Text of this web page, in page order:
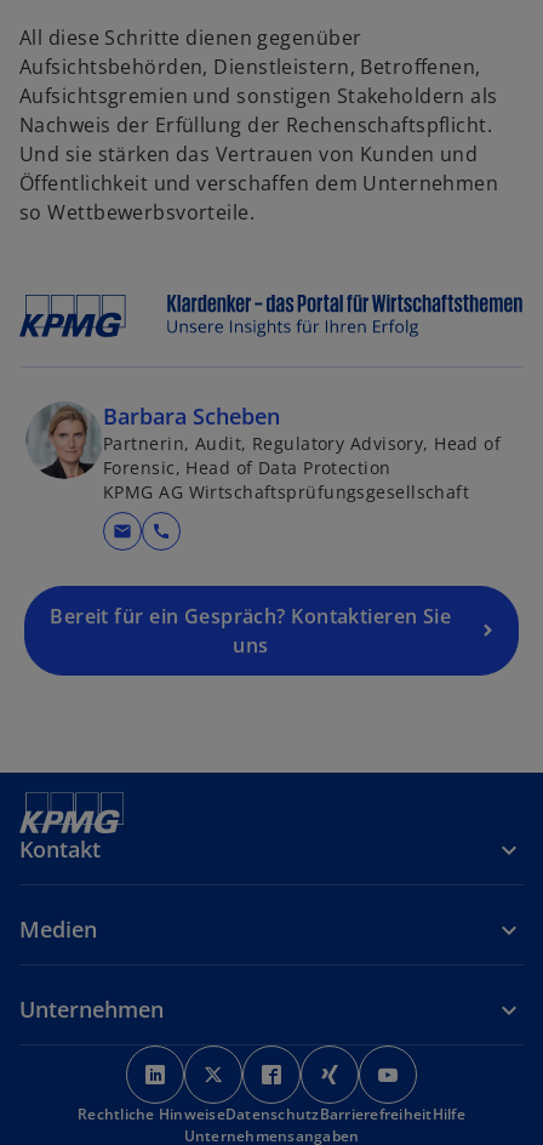
All diese Schritte dienen gegenüber
Aufsichtsbehörden, Dienstleistern, Betroffenen,
Aufsichtsgremien und sonstigen Stakeholdern als
Nachweis der Erfüllung der Rechenschaftspflicht.
Und sie stärken das Vertrauen von Kunden und
Öffentlichkeit und verschaffen dem Unternehmen
so Wettbewerbsvorteile.
Barbara Scheben
Partnerin, Audit, Regulatory Advisory, Head of
Forensic, Head of Data Protection
KPMG AG Wirtschaftsprüfungsgesellschaft
mail call
Bereit für ein Gespräch? Kontaktieren Sie
uns
Kontakt
Medien
Unternehmen
w
i
r
w
i
r
w
i
r
w
i
r
i
r
Rechtliche HinweiseDatenschutzBarrierefreiheitHilfe
Unternehmensangaben